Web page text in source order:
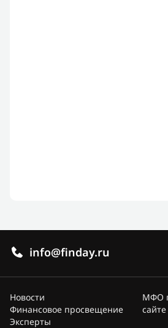
info@finday.ru
Новости
Финансовое просвещение
Эксперты
МФО
сайте